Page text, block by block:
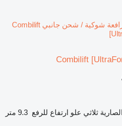
رافعة شوكية / شحن جانبي Combilift
Combilift
ثلاثي علو ارتفاع للرفع 9.3 متر